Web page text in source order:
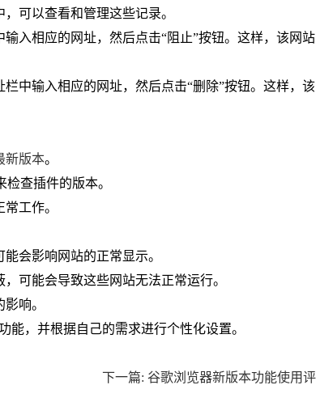
可以查看和管理这些记录。
入相应的网址，然后点击“阻止”按钮。这样，该网
中输入相应的网址，然后点击“删除”按钮。这样，
新版本。
检查插件的版本。
工作。
会影响网站的正常显示。
可能会导致这些网站无法正常运行。
响。
，并根据自己的需求进行个性化设置。
下一篇: 谷歌浏览器新版本功能使用